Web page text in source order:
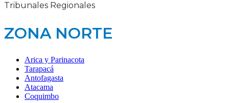
Tribunales Regionales
ZONA NORTE
Arica y Parinacota
Tarapacá
Antofagasta
Atacama
Coquimbo